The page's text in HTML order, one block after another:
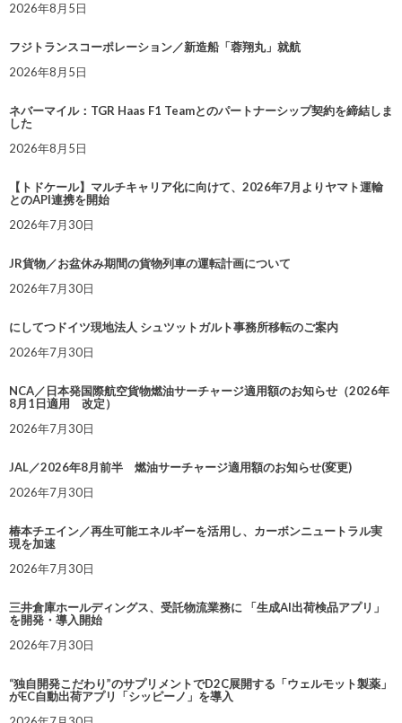
2026年8月5日
フジトランスコーポレーション／新造船「蓉翔丸」就航
2026年8月5日
ネバーマイル：TGR Haas F1 Teamとのパートナーシップ契約を締結しま
した
2026年8月5日
【トドケール】マルチキャリア化に向けて、2026年7月よりヤマト運輸
とのAPI連携を開始
2026年7月30日
JR貨物／お盆休み期間の貨物列車の運転計画について
2026年7月30日
にしてつドイツ現地法人 シュツットガルト事務所移転のご案内
2026年7月30日
NCA／日本発国際航空貨物燃油サーチャージ適用額のお知らせ（2026年
8月1日適用 改定）
2026年7月30日
JAL／2026年8月前半 燃油サーチャージ適用額のお知らせ(変更)
2026年7月30日
椿本チエイン／再生可能エネルギーを活用し、カーボンニュートラル実
現を加速
2026年7月30日
三井倉庫ホールディングス、受託物流業務に 「生成AI出荷検品アプリ」
を開発・導入開始
2026年7月30日
“独自開発こだわり”のサプリメントでD2C展開する「ウェルモット製薬」
がEC自動出荷アプリ「シッピーノ」を導入